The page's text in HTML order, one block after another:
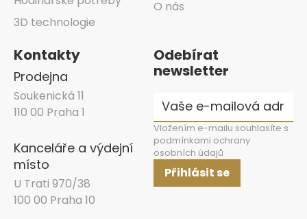
3D technologie
O nás
Kontakty
Prodejna
Soukenická 11
110 00 Praha 1
Kanceláře a výdejní
místo
U Trati 970/38
100 00 Praha 10
Odebírat
newsletter
Vložením e-mailu souhlasíte s
podmínkami ochrany
osobních údajů
Přihlásit se